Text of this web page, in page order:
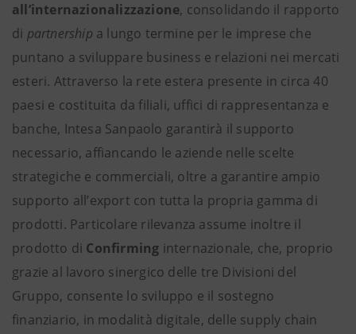
all’internazionalizzazione, consolidando il rapporto
di partnership a lungo termine per le imprese che
puntano a sviluppare business e relazioni nei mercati
esteri. Attraverso la rete estera presente in circa 40
paesi e costituita da filiali, uffici di rappresentanza e
banche, Intesa Sanpaolo garantirà il supporto
necessario, affiancando le aziende nelle scelte
strategiche e commerciali, oltre a garantire ampio
supporto all’export con tutta la propria gamma di
prodotti. Particolare rilevanza assume inoltre il
prodotto di Confirming internazionale, che, proprio
grazie al lavoro sinergico delle tre Divisioni del
Gruppo, consente lo sviluppo e il sostegno
finanziario, in modalità digitale, delle supply chain